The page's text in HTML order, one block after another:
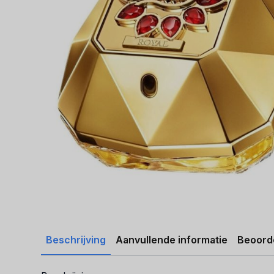
Beschrijving Aanvullende informatie